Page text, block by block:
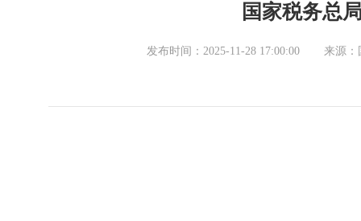
国家税务总
发布时间： 2025-11-28 17:00:00 来源：